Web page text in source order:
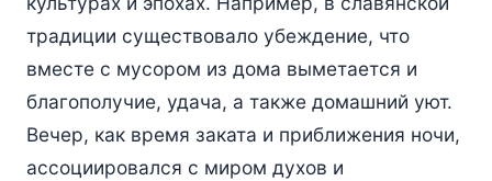
традиции существовало убеждение, что
вместе с мусором из дома выметается и
благополучие, удача, а также домашний уют.
Вечер, как время заката и приближения ночи,
ассоциировался с миром духов и